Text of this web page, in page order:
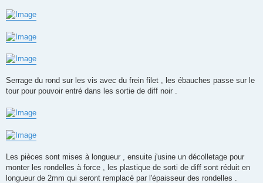
Serrage du rond sur les vis avec du frein filet , les ébauches passe sur le
tour pour pouvoir entré dans les sortie de diff noir .
Les pièces sont mises à longueur , ensuite j'usine un décolletage pour
monter les rondelles à force , les plastique de sorti de diff sont réduit en
longueur de 2mm qui seront remplacé par l'épaisseur des rondelles .